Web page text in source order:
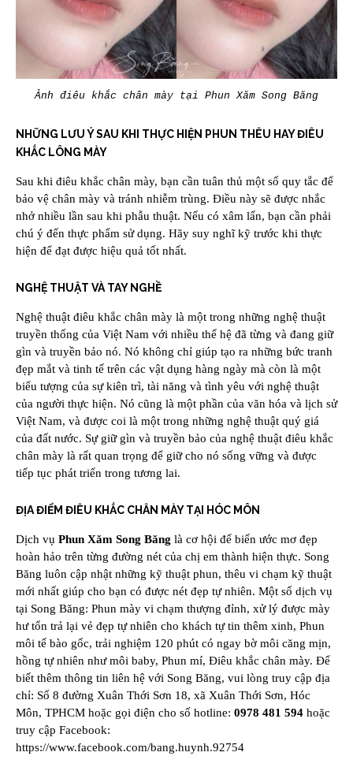
Ảnh điêu khắc chân mày tại Phun Xăm Song Băng
NHỮNG LƯU Ý SAU KHI THỰC HIỆN PHUN THÊU HAY ĐIÊU
KHẮC LÔNG MÀY
Sau khi điêu khắc chân mày, bạn cần tuân thủ một số quy tắc để
bảo vệ chân mày và tránh nhiễm trùng. Điều này sẽ được nhắc
nhở nhiều lần sau khi phẫu thuật. Nếu có xâm lấn, bạn cần phải
chú ý đến thực phẩm sử dụng. Hãy suy nghĩ kỹ trước khi thực
hiện để đạt được hiệu quả tốt nhất.
NGHỆ THUẬT VÀ TAY NGHỀ
Nghệ thuật điêu khắc chân mày là một trong những nghệ thuật
truyền thống của Việt Nam với nhiều thế hệ đã từng và đang giữ
gìn và truyền bảo nó. Nó không chỉ giúp tạo ra những bức tranh
đẹp mắt và tinh tế trên các vật dụng hàng ngày mà còn là một
biểu tượng của sự kiên trì, tài năng và tình yêu với nghệ thuật
của người thực hiện. Nó cũng là một phần của văn hóa và lịch sử
Việt Nam, và được coi là một trong những nghệ thuật quý giá
của đất nước. Sự giữ gìn và truyền bảo của nghệ thuật điêu khắc
chân mày là rất quan trọng để giữ cho nó sống vững và được
tiếp tục phát triển trong tương lai.
ĐỊA ĐIỂM ĐIÊU KHẮC CHÂN MÀY TẠI HÓC MÔN
Dịch vụ Phun Xăm Song Băng là cơ hội để biến ước mơ đẹp
hoàn hảo trên từng đường nét của chị em thành hiện thực. Song
Băng luôn cập nhật những kỹ thuật phun, thêu vi chạm kỹ thuật
mới nhất giúp cho bạn có được nét đẹp tự nhiên. Một số dịch vụ
tại Song Băng: Phun mày vi chạm thượng đỉnh, xử lý được mày
hư tổn trả lại vẻ đẹp tự nhiên cho khách tự tin thêm xinh, Phun
môi tế bào gốc, trải nghiệm 120 phút có ngay bờ môi căng mịn,
hồng tự nhiên như môi baby, Phun mí, Điêu khắc chân mày. Để
biết thêm thông tin liên hệ với Song Băng, vui lòng truy cập địa
chỉ: Số 8 đường Xuân Thới Sơn 18, xã Xuân Thới Sơn, Hóc
Môn, TPHCM hoặc gọi điện cho số hotline: 0978 481 594 hoặc
truy cập Facebook:
https://www.facebook.com/bang.huynh.92754